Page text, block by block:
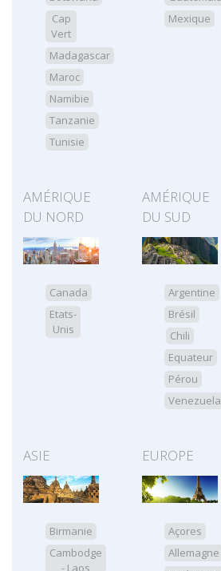
Cap
Vert
Madagascar
Maroc
Namibie
Tanzanie
Tunisie
Mexique
AMÉRIQUE
DU NORD
Canada
Etats-
Unis
AMÉRIQUE
DU SUD
Argentine
Brésil
Chili
Equateur
Pérou
Venezuela
ASIE
Birmanie
Cambodge
- Laos
EUROPE
Açores
Allemagne